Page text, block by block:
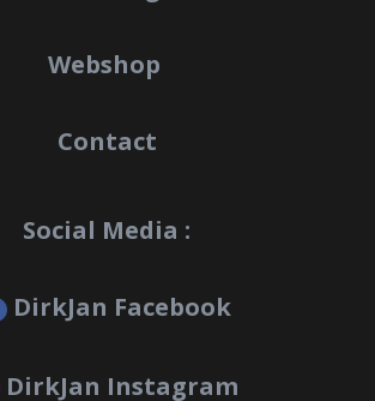
Webshop
Contact
Social Media :
DirkJan Facebook
DirkJan Instagram